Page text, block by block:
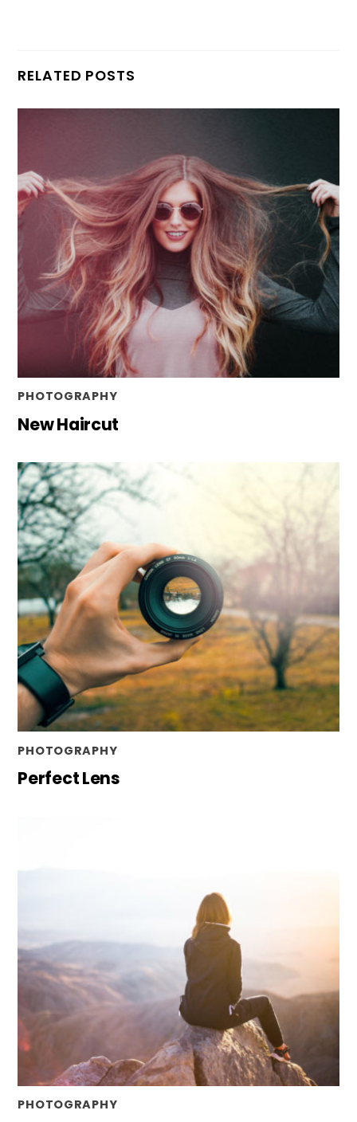
RELATED POSTS
PHOTOGRAPHY
New Haircut
PHOTOGRAPHY
Perfect Lens
PHOTOGRAPHY